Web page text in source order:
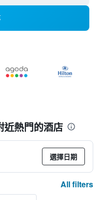
近熱門的酒店
選擇日期
All filters